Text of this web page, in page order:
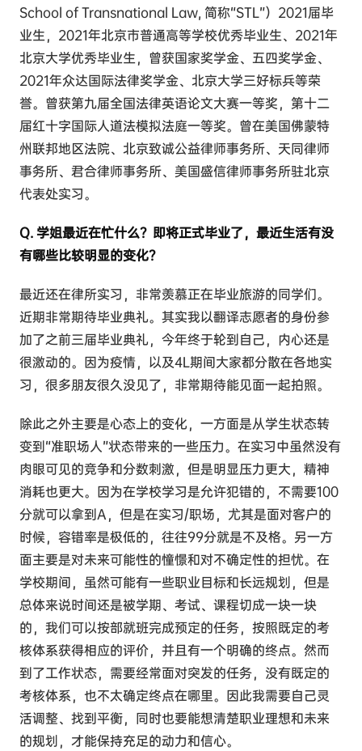
School of Transnational Law, 简称“STL”）2021届毕
业生，2021年北京市普通高等学校优秀毕业生、2021年
北京大学优秀毕业生，曾获国家奖学金、五四奖学金、
2021年众达国际法律奖学金、北京大学三好标兵等荣
誉。曾获第九届全国法律英语论文大赛一等奖，第十二
届红十字国际人道法模拟法庭一等奖。曾在美国佛蒙特
州联邦地区法院、北京致诚公益律师事务所、天同律师
事务所、君合律师事务所、美国盛信律师事务所驻北京
代表处实习。
Q. 学姐最近在忙什么？即将正式毕业了，最近生活有没
有哪些比较明显的变化？
最近还在律所实习，非常羡慕正在毕业旅游的同学们。
近期非常期待毕业典礼。其实我以翻译志愿者的身份参
加了之前三届毕业典礼，今年终于轮到自己，内心还是
很激动的。因为疫情，以及4L期间大家都分散在各地实
习，很多朋友很久没见了，非常期待能见面一起拍照。
除此之外主要是心态上的变化，一方面是从学生状态转
变到“准职场人”状态带来的一些压力。在实习中虽然没有
肉眼可见的竞争和分数刺激，但是明显压力更大，精神
消耗也更大。因为在学校学习是允许犯错的，不需要100
分就可以拿到A，但是在实习/职场，尤其是面对客户的
时候，容错率是极低的，往往99分就是不及格。另一方
面主要是对未来可能性的憧憬和对不确定性的担忧。在
学校期间，虽然可能有一些职业目标和长远规划，但是
总体来说时间还是被学期、考试、课程切成一块一块
的，我们可以按部就班完成预定的任务，按照既定的考
核体系获得相应的评价，并且有一个明确的终点。然而
到了工作状态，需要经常面对突发的任务，没有既定的
考核体系，也不太确定终点在哪里。因此我需要自己灵
活调整、找到平衡，同时也要能想清楚职业理想和未来
的规划，才能保持充足的动力和信心。